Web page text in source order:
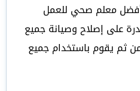
معلم صحي للعمل
على إصلاح وصيانة جميع
ثم يقوم باستخدام جميع